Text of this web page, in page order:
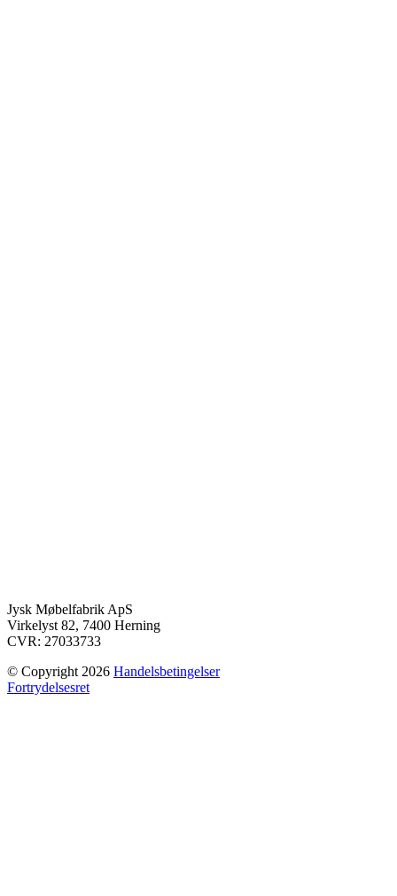
Jysk Møbelfabrik ApS
Virkelyst 82, 7400 Herning
CVR: 27033733
© Copyright 2026 Handelsbetingelser
Fortrydelsesret